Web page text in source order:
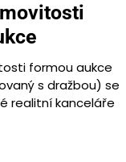
formou aukce
s dražbou) se
realitní kanceláře